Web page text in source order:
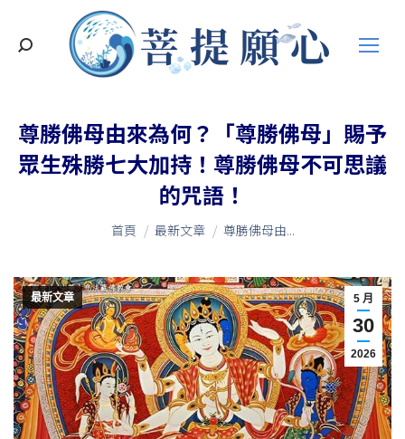
搜
尊勝佛母由來為何？「尊勝佛母」賜予
眾生殊勝七大加持！尊勝佛母不可思議
的咒語！
您在這裡：
首頁 最新文章 尊勝佛母由...
5 月
30
2026
最新文章